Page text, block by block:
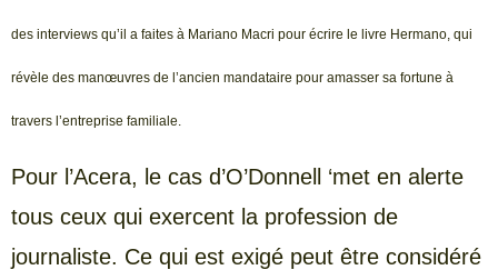
des interviews qu’il a faites à Mariano Macri pour écrire le livre Hermano, qui
révèle des manœuvres de l’ancien mandataire pour amasser sa fortune à
travers l’entreprise familiale.
Pour l’Acera, le cas d’O’Donnell ‘met en alerte
tous ceux qui exercent la profession de
journaliste. Ce qui est exigé peut être considéré